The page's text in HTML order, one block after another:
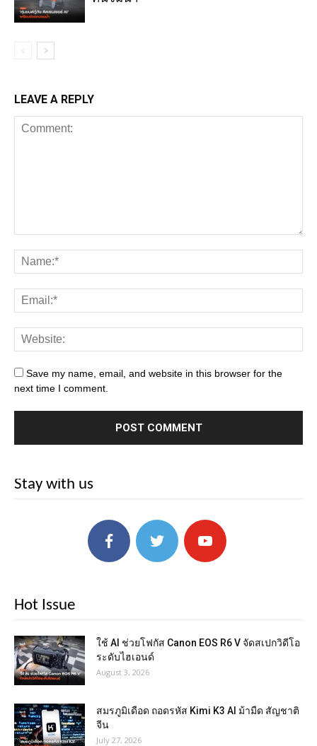
LEAVE A REPLY
Save my name, email, and website in this browser for the
next time I comment.
Stay with us
Hot Issue
ใช้ AI ช่วยโฟกัส Canon EOS R6 V จัดสเปกวิดีโอ
ระดับไฮเอนด์
August 3, 2026
สมรภูมิเดือด ถอดรหัส Kimi K3 AI ม้ามืด สัญชาติ
จีน
July 27, 2026